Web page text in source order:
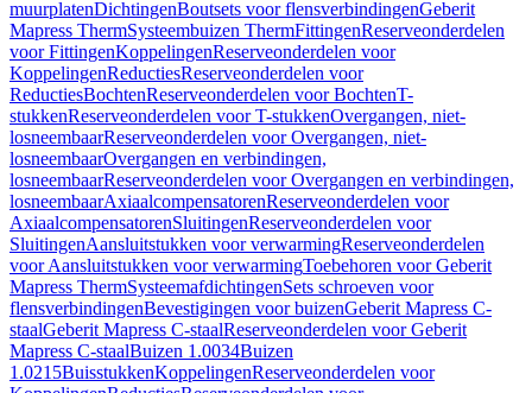
muurplatenDichtingenBoutsets voor flensverbindingenGeberit
Mapress ThermSysteembuizen ThermFittingenReserveonderdelen
voor FittingenKoppelingenReserveonderdelen voor
KoppelingenReductiesReserveonderdelen voor
ReductiesBochtenReserveonderdelen voor BochtenT-
stukkenReserveonderdelen voor T-stukkenOvergangen, niet-
losneembaarReserveonderdelen voor Overgangen, niet-
losneembaarOvergangen en verbindingen,
losneembaarReserveonderdelen voor Overgangen en verbindingen,
losneembaarAxiaalcompensatorenReserveonderdelen voor
AxiaalcompensatorenSluitingenReserveonderdelen voor
SluitingenAansluitstukken voor verwarmingReserveonderdelen
voor Aansluitstukken voor verwarmingToebehoren voor Geberit
Mapress ThermSysteemafdichtingenSets schroeven voor
flensverbindingenBevestigingen voor buizenGeberit Mapress C-
staalGeberit Mapress C-staalReserveonderdelen voor Geberit
Mapress C-staalBuizen 1.0034Buizen
1.0215BuisstukkenKoppelingenReserveonderdelen voor